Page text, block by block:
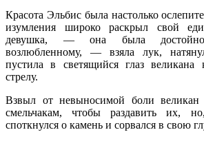
Красота Эльбис была настолько
изумления широко раскрыл свой
девушка, — она была
возлюбленному, — взяла лук,
пустила в светящийся глаз
стрелу.
Взвыл от невыносимой боли
смельчакам, чтобы раздавить их,
споткнулся о камень и сорвался в свою